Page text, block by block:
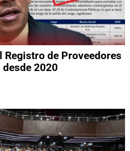
Registro de Proveedores
2020